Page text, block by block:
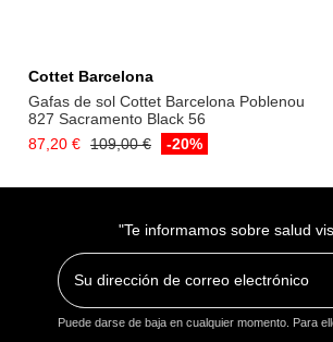
Cottet Barcelona
Gafas de sol Cottet Barcelona Poblenou
827 Sacramento Black 56
87,20 € 109,00 € -20%
"Te informamos sobre salud
Puede darse de baja en cualquier momento. Para